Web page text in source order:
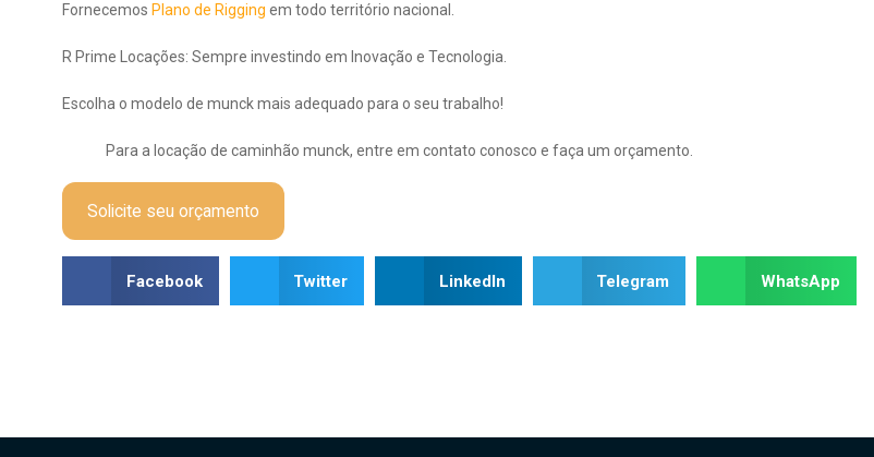
Fornecemos Plano de Rigging em todo território nacional.
R Prime Locações: Sempre investindo em Inovação e Tecnologia.
Escolha o modelo de munck mais adequado para o seu trabalho!
Para a locação de caminhão munck, entre em contato conosco e faça um orçamento.
Solicite seu orçamento
Facebook Twitter LinkedIn Telegram WhatsApp